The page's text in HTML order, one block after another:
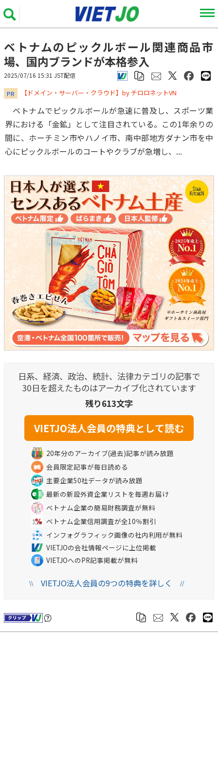
ベトナムのピックルボール関連商品市
場、国内ブランドが本格参入
2025/07/16 15:31 JST配信
PR ​​​​​​​【ドメイン・サーバー・クラウド】by チロロネットVN
ベトナムでピックルボールが急速に普及し、スポーツ業
界における「金鉱」として注目されている。この1年余りの
間に、ホーチミン市やハノイ市、南中部地方ダナン市を中
心にピックルボールのコートやクラブが急増し、...
日系、経済、政治、統計、法律カテゴリの記事で
30日を超えたものはアーカイブ化されています
残り613文字
20年分のアーカイブ(過去)記事が読み放題
会員限定記事が毎日読める
主要企業50社データが読み放題
最新の新設外資企業リストを毎週お届け
ベトナム企業の簡易財務調査が無料
ベトナム企業信用調査が全10％割引
インフォグラフィック画像の社内利用が無料
VIETJOの会社情報ページに上位掲載
VIETJOへのPR記事掲載が無料
\\VIETJO法人会員の9つの特典を詳しく //